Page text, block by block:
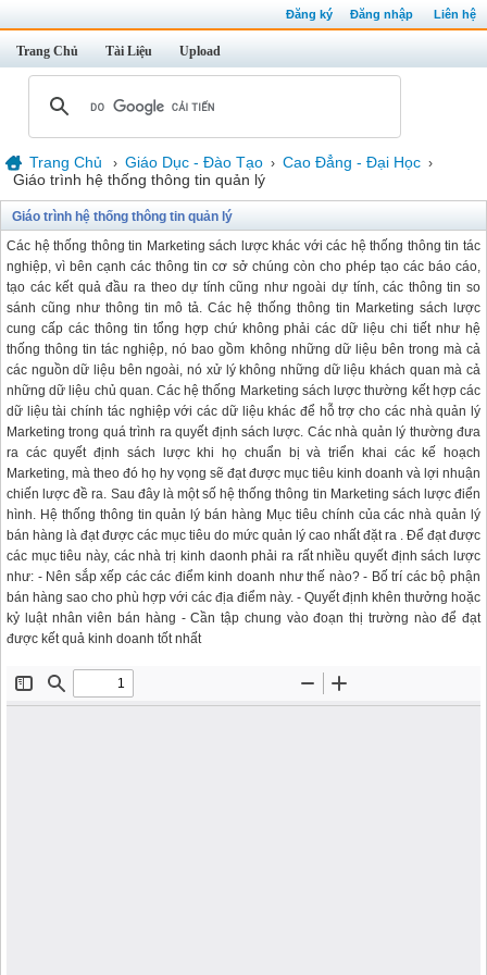
Đăng ký Đăng nhập Liên hệ
Trang Chủ Tài Liệu Upload
Trang Chủ › Giáo Dục - Đào Tạo › Cao Đẳng - Đại Học ›
Giáo trình hệ thống thông tin quản lý
Giáo trình hệ thống thông tin quản lý
Các hệ thống thông tin Marketing sách lược khác với các hệ thống thông tin tác
nghiệp, vì bên cạnh các thông tin cơ sở chúng còn cho phép tạo các báo cáo,
tạo các kết quả đầu ra theo dự tính cũng như ngoài dự tính, các thông tin so
sánh cũng như thông tin mô tả. Các hệ thống thông tin Marketing sách lược
cung cấp các thông tin tổng hợp chứ không phải các dữ liệu chi tiết như hệ
thống thông tin tác nghiệp, nó bao gồm không những dữ liệu bên trong mà cả
các nguồn dữ liệu bên ngoài, nó xử lý không những dữ liệu khách quan mà cả
những dữ liệu chủ quan. Các hệ thống Marketing sách lược thường kết hợp các
dữ liệu tài chính tác nghiệp với các dữ liệu khác để hỗ trợ cho các nhà quản lý
Marketing trong quá trình ra quyết định sách lược. Các nhà quản lý thường đưa
ra các quyết định sách lược khi họ chuẩn bị và triển khai các kế hoạch
Marketing, mà theo đó họ hy vọng sẽ đạt được mục tiêu kinh doanh và lợi nhuận
chiến lược đề ra. Sau đây là một số hệ thống thông tin Marketing sách lược điển
hình. Hệ thống thông tin quản lý bán hàng Mục tiêu chính của các nhà quản lý
bán hàng là đạt được các mục tiêu do mức quản lý cao nhất đặt ra . Để đạt được
các mục tiêu này, các nhà trị kinh daonh phải ra rất nhiều quyết định sách lược
như: - Nên sắp xếp các các điểm kinh doanh như thế nào? - Bố trí các bộ phận
bán hàng sao cho phù hợp với các địa điểm này. - Quyết định khên thưởng hoặc
kỷ luật nhân viên bán hàng - Cần tập chung vào đoạn thị trường nào để đạt
được kết quả kinh doanh tốt nhất